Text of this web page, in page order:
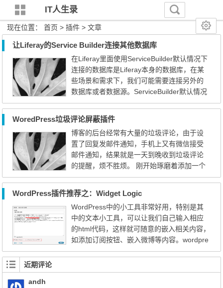
IT人生录
现在位置：首页 > 插件 > 文章
让Liferay的Service Builder连接其他数据库
在Liferay里面使用ServiceBuilder默认情况下
连接的数据库是Liferay本身的数据库，在某
些场景和需求下，我们可能需要连接另外的
数据库或者数据源。ServiceBuilder默认情况
下已经提供了相关的支持，需要做下简单的
配置。 第一步，在service.xml里面为对应的
实体指定对应的数据源等。在entity里面定义
data-source、session-factory、tx-manager
在对应的entity里面添加如下配置， data-sou
rce="sampleDataSour...
WoredPress垃圾评论屏蔽插件
博客的后台经常有大量的垃圾评论，由于设
置了回复发邮件通知，手机上又有微信接受
邮件通知，结果就是一天到晚收到垃圾评论
的提醒，烦不胜烦。 刚开始琢磨着添加一个
验证码来屏蔽垃圾评论，但是发现添加了验
证码没有作用，难道这些垃圾评论不是程序
生成的？还是WordPress有漏洞？不得而
知。 在搜索插件的时候发现了一个叫Akismet
的插件，对于屏蔽这些垃圾评论有奇效。 可
以在wordpress的后台插件管理处搜索...
WordPress插件推荐之：Widget Logic
WordPress中的小工具非常好用，特别是其
中的文本小工具，可以让我们自己输入相应
的html代码，这样就可随意的嵌入相关内容，
如添加订阅按钮、嵌入微博等内容。wordpre
ss并且提供了配置，可以让这些小工具在首
的控制不够精细，比如我添加了一个邮件订
近期评论
andh